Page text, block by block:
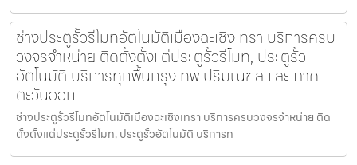
ช่างประตูรั้วรีโมทอัตโนมัติเมืองฉะเชิงเทรา บริการครบ
วงจรจำหน่าย ติดตั้งตั้งแต่ประตูรั้วรีโมท, ประตูรั้ว
อัตโนมัติ บริการทุกพื้นกรุงเทพ ปริมณฑล และ ภาค
ตะวันออก
ช่างประตูรั้วรีโมทอัตโนมัติเมืองฉะเชิงเทรา บริการครบวงจรจำหน่าย ติด
ตั้งตั้งแต่ประตูรั้วรีโมท, ประตูรั้วอัตโนมัติ บริการท